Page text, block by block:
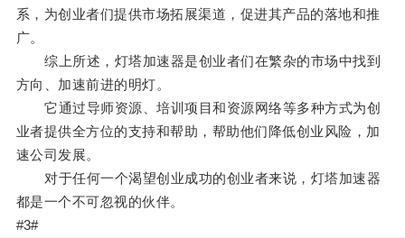
系，为创业者们提供市场拓展渠道，促进其产品的落地和推
广。
综上所述，灯塔加速器是创业者们在繁杂的市场中找到
方向、加速前进的明灯。
它通过导师资源、培训项目和资源网络等多种方式为创
业者提供全方位的支持和帮助，帮助他们降低创业风险，加
速公司发展。
对于任何一个渴望创业成功的创业者来说，灯塔加速器
都是一个不可忽视的伙伴。
#3#